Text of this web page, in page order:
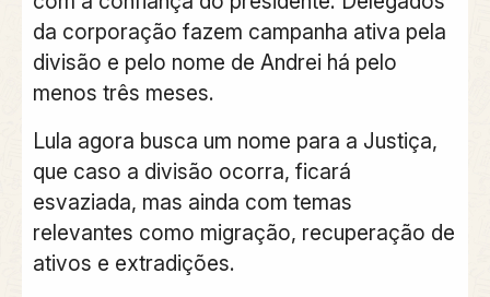
da corporação fazem campanha ativa pela
divisão e pelo nome de Andrei há pelo
menos três meses.
Lula agora busca um nome para a Justiça,
que caso a divisão ocorra, ficará
esvaziada, mas ainda com temas
relevantes como migração, recuperação de
ativos e extradições.